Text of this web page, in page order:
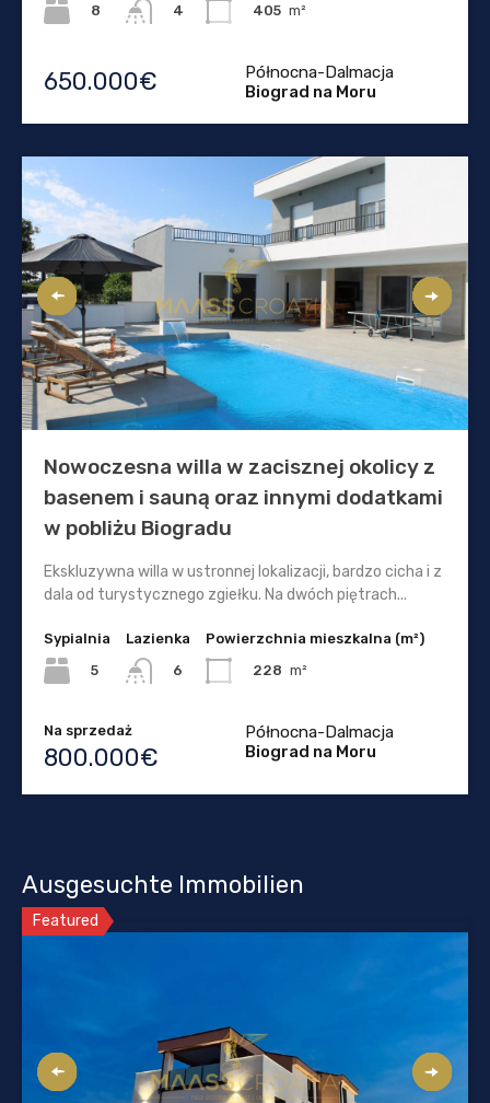
8
4
405 m²
650.000€
Północna-Dalmacja
Biograd na Moru
Nowoczesna willa w zacisznej okolicy z
basenem i sauną oraz innymi dodatkami
w pobliżu Biogradu
Ekskluzywna willa w ustronnej lokalizacji, bardzo cicha i z
dala od turystycznego zgiełku. Na dwóch piętrach...
Sypialnia
5
Lazienka
6
Powierzchnia mieszkalna (m²)
228 m²
Na sprzedaż
800.000€
Północna-Dalmacja
Biograd na Moru
Ausgesuchte Immobilien
Featured